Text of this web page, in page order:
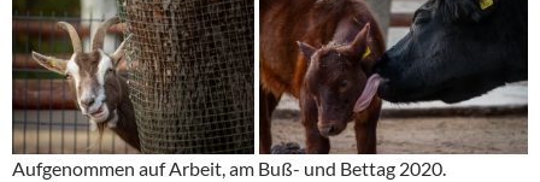
Aufgenommen auf Arbeit, am Buß- und Bettag 2020.